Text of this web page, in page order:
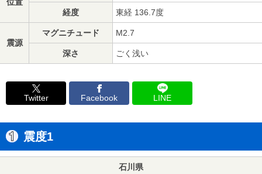
経度 東経 136.7度
震源
マグニチュード M2.7
深さ ごく浅い
Twitter Facebook LINE
震度1
石川県